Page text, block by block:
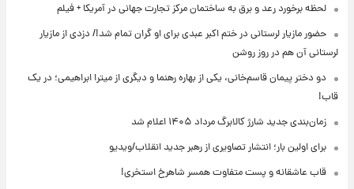
لحظه برخورد رعد و برق به ساختمان مرکز تجارت جهانی در آمریکا + فیلم
حضور مازیار لرستانی در ختم اکبر عبدی برای او گران تمام شد!/ دزدی از مازیار
لرستانی آن هم در روز روشن
دو دختر پیمان قاسم‌خانی، یکی از بهاره رهنما و دیگری از میترا ابراهیمی؛ در یک
قاب!
زمان‌بندی جدید شارژ کالابرگ مرداد ۱۴۰۵ اعلام شد
برای اولین بار؛ انتشار تصاویری از رهبر جدید انقلاب/ویدیو
قاب عاشقانه و پست متفاوت همسر شاهرخ استخری!